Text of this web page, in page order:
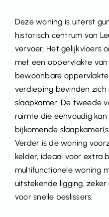
Deze woning is uiterst
historisch centrum van
vervoer. Het gelijkvloers
met een oppervlakte
bewoonbare oppervlakte
verdieping bevinden
slaapkamer. De tweede
ruimte die eenvoudig
bijkomende
Verder is de woning
kelder, ideaal voor extra
multifunctionele woning
uitstekende ligging,
voor snelle beslissers.